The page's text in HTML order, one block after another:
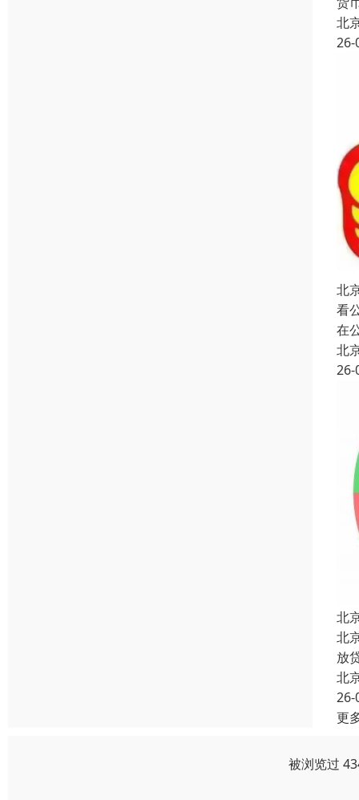
北
26-
北
看
在
北
26-
北
北
放
北
26-
更
被浏览过